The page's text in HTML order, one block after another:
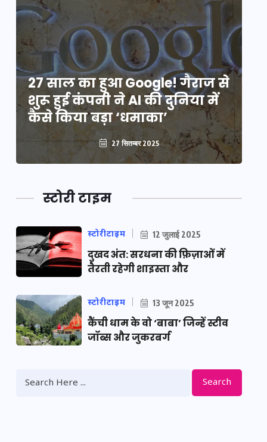
27 साल का हुआ Google! गैराज से
शुरू हुई कंपनी ने AI की दुनिया में
कैसे किया बड़ा ‘धमाका’
27 सितम्बर 2025
स्टोरी टाइम
स्टोरीटाइम 12 जुलाई 2025
दुखद अंत: सरधना की फ़िज़ाओं में
तैरती रहेगी शाइस्ता और
स्टोरीटाइम 13 जून 2025
कैंची धाम के वो ‘बाबा’ जिन्हें स्टीव
जॉब्स और जुकरबर्ग
Search